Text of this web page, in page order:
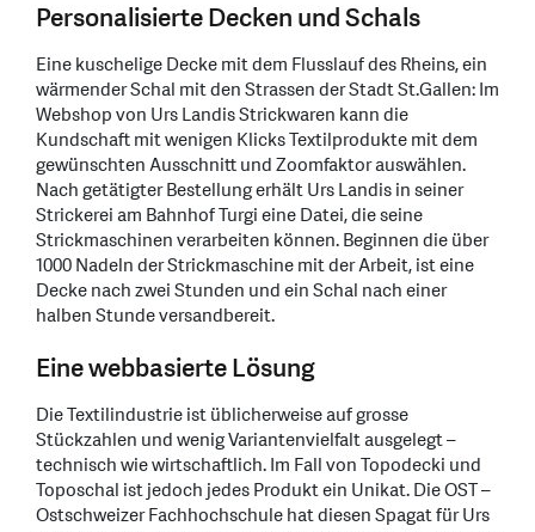
Personalisierte Decken und Schals
Eine kuschelige Decke mit dem Flusslauf des Rheins, ein
wärmender Schal mit den Strassen der Stadt St.Gallen: Im
Webshop von Urs Landis Strickwaren kann die
Kundschaft mit wenigen Klicks Textilprodukte mit dem
gewünschten Ausschnitt und Zoomfaktor auswählen.
Nach getätigter Bestellung erhält Urs Landis in seiner
Strickerei am Bahnhof Turgi eine Datei, die seine
Strickmaschinen verarbeiten können. Beginnen die über
1000 Nadeln der Strickmaschine mit der Arbeit, ist eine
Decke nach zwei Stunden und ein Schal nach einer
halben Stunde versandbereit.
Eine webbasierte Lösung
Die Textilindustrie ist üblicherweise auf grosse
Stückzahlen und wenig Variantenvielfalt ausgelegt –
technisch wie wirtschaftlich. Im Fall von Topodecki und
Toposchal ist jedoch jedes Produkt ein Unikat. Die OST –
Ostschweizer Fachhochschule hat diesen Spagat für Urs